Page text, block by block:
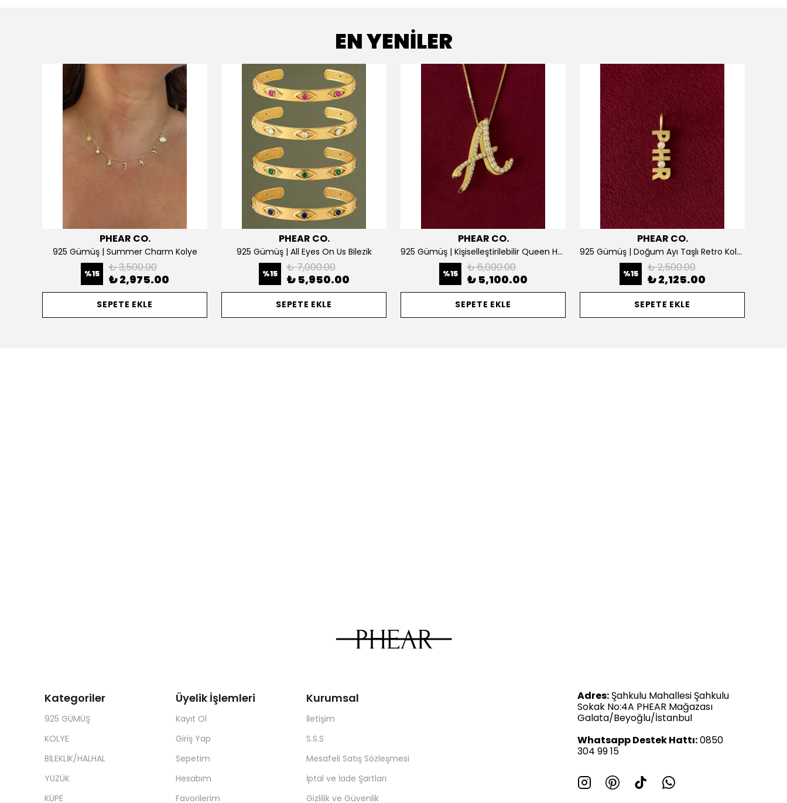
EN YENİLER
PHEAR CO.
925 Gümüş | Summer Charm Kolye
%15 ₺ 3,500.00
₺ 2,975.00
SEPETE EKLE
PHEAR CO.
925 Gümüş | All Eyes On Us Bilezik
%15 ₺ 7,000.00
₺ 5,950.00
SEPETE EKLE
PHEAR CO.
925 Gümüş | Kişiselleştirilebilir Queen Harf Kolye
%15 ₺ 6,000.00
₺ 5,100.00
SEPETE EKLE
PHEAR CO.
925 Gümüş | Doğum Ayı Taşlı Retro Kolye
%15 ₺ 2,500.00
₺ 2,125.00
SEPETE EKLE
Kategoriler
925 GÜMÜŞ
KOLYE
BİLEKLİK/HALHAL
YÜZÜK
KÜPE
Üyelik İşlemleri
Kayıt Ol
Giriş Yap
Sepetim
Hesabım
Favorilerim
Kurumsal
İletişim
S.S.S
Mesafeli Satış Sözleşmesi
İptal ve İade Şartları
Gizlilik ve Güvenlik
Adres: Şahkulu Mahallesi Şahkulu
Sokak No:4A PHEAR Mağazası
Galata/Beyoğlu/İstanbul
Whatsapp Destek Hattı:0850
304 99 15